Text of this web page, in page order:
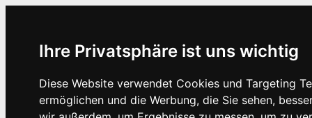
Ihre Privatsphäre ist uns wichtig
Diese Website verwendet Cookies und Targeting
ermöglichen und die Werbung, die Sie sehen,